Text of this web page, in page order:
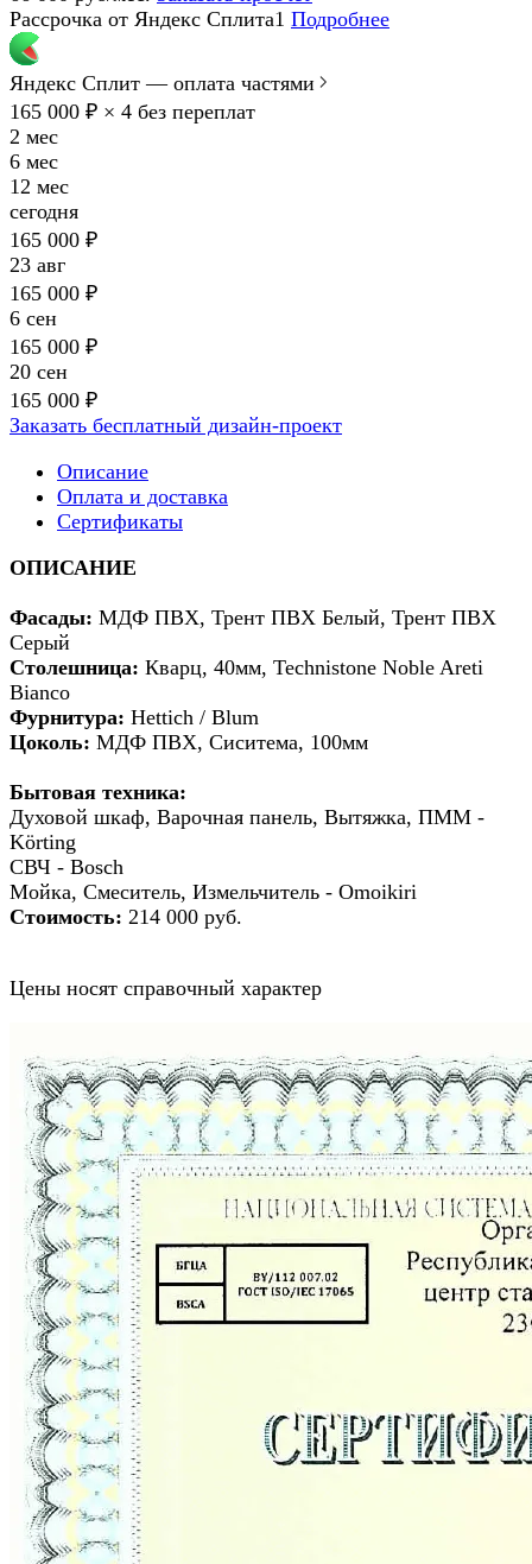
Рассрочка от Яндекс Сплита1 Подробнее
Яндекс Сплит — оплата частями
165 000 ₽ × 4 без переплат
2 мес
6 мес
12 мес
сегодня
165 000 ₽
23 авг
165 000 ₽
6 сен
165 000 ₽
20 сен
165 000 ₽
Заказать бесплатный дизайн-проект
Описание
Оплата и доставка
Сертификаты
ОПИСАНИЕ
Фасады: МДФ ПВХ, Трент ПВХ Белый, Трент ПВХ
Серый
Столешница: Кварц, 40мм, Technistone Noble Areti
Bianco
Фурнитура: Hettich / Blum
Цоколь: МДФ ПВХ, Сиситема, 100мм
Бытовая техника:
Духовой шкаф, Варочная панель, Вытяжка, ПММ -
Körting
СВЧ - Bosch
Мойка, Смеситель, Измельчитель - Omoikiri
Стоимость: 214 000 руб.
Цены носят справочный характер